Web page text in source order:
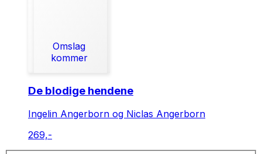
Omslag
kommer
De blodige hendene
Ingelin Angerborn og Niclas Angerborn
269,-